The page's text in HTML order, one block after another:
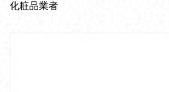
化粧品業者